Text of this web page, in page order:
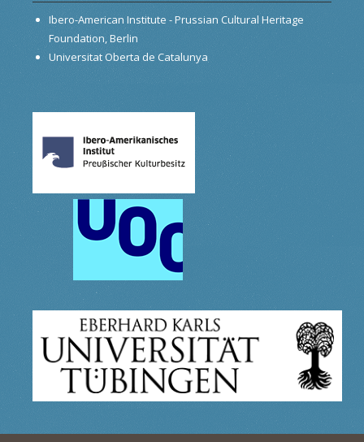
Ibero-American Institute - Prussian Cultural Heritage
Foundation, Berlin
Universitat Oberta de Catalunya